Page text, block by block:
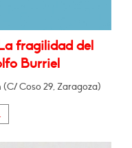
fragilidad del
Burriel
Coso 29, Zaragoza)